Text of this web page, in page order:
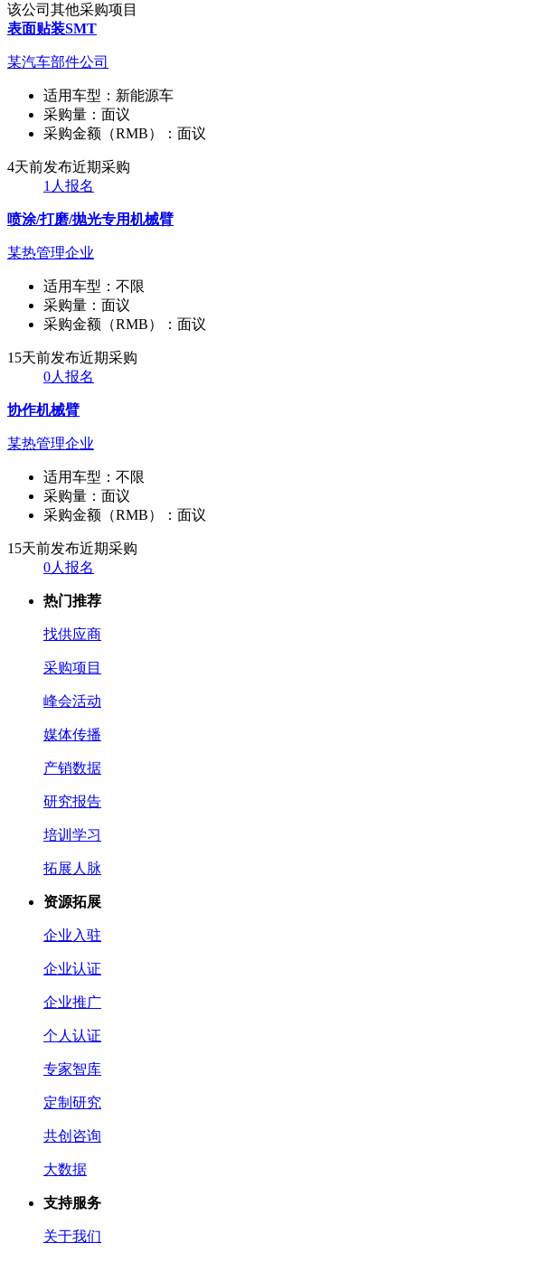
该公司其他采购项目
表面贴装SMT
某汽车部件公司
适用车型： 新能源车
采购量： 面议
采购金额（RMB）： 面议
4天前发布近期采购
1人报名
喷涂/打磨/抛光专用机械臂
某热管理企业
适用车型： 不限
采购量： 面议
采购金额（RMB）： 面议
15天前发布近期采购
0人报名
协作机械臂
某热管理企业
适用车型： 不限
采购量： 面议
采购金额（RMB）： 面议
15天前发布近期采购
0人报名
热门推荐
找供应商
采购项目
峰会活动
媒体传播
产销数据
研究报告
培训学习
拓展人脉
资源拓展
企业入驻
企业认证
企业推广
个人认证
专家智库
定制研究
共创咨询
大数据
支持服务
关于我们